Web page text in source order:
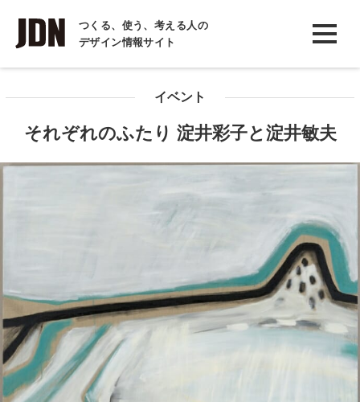
つくる、使う、考える人の
デザイン情報サイト
INTERVIEW
インタビュー
イベント
それぞれのふたり 淀井彩子と淀井敏夫